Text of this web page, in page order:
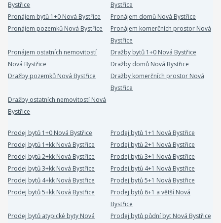
Bystřice
Bystřice
Pronájem bytů 1+0 Nová Bystřice
Pronájem domů Nová Bystřice
Pronájem pozemků Nová Bystřice
Pronájem komerčních prostor Nová
Bystřice
Pronájem ostatních nemovitostí
Nová Bystřice
Dražby bytů 1+0 Nová Bystřice
Dražby domů Nová Bystřice
Dražby pozemků Nová Bystřice
Dražby komerčních prostor Nová
Bystřice
Dražby ostatních nemovitostí Nová
Bystřice
Prodej bytů 1+0 Nová Bystřice
Prodej bytů 1+1 Nová Bystřice
Prodej bytů 1+kk Nová Bystřice
Prodej bytů 2+1 Nová Bystřice
Prodej bytů 2+kk Nová Bystřice
Prodej bytů 3+1 Nová Bystřice
Prodej bytů 3+kk Nová Bystřice
Prodej bytů 4+1 Nová Bystřice
Prodej bytů 4+kk Nová Bystřice
Prodej bytů 5+1 Nová Bystřice
Prodej bytů 5+kk Nová Bystřice
Prodej bytů 6+1 a větší Nová
Bystřice
Prodej bytů atypické byty Nová
Prodej bytů půdní byt Nová Bystřice